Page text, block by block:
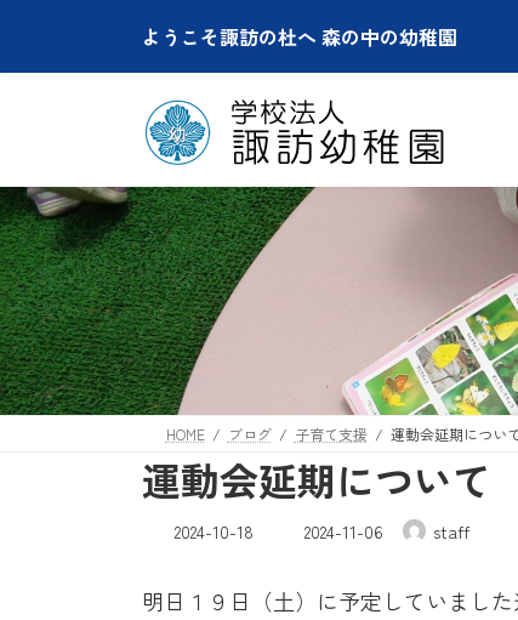
テ
ス
キ
ッ
プ
ゲ
ン
に
移
動
ようこそ諏訪の杜へ 森の中の幼稚園
HOME ブログ 子育て支援 運動会延期について
運動会延期について
2024-10-18
最
新
2024-11-06 staff
明日１９日（土）に予定していまし